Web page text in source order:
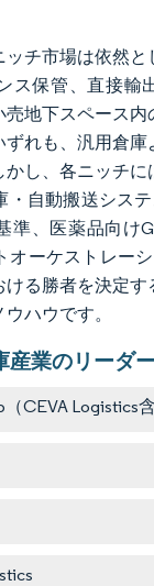
チ市場は依然と
ス保管、直接輸
地下スペース内
れも、汎用倉庫
かし、各ニッチ
自動搬送シス
準、医薬品向け
オーケストレー
ける勝者を決定
ハウです。
産業のリーダ
CEVA Logistics含